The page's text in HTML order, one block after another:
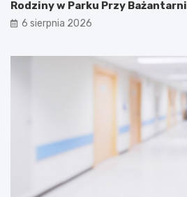
Rodziny w Parku Przy Bażantarni
6 sierpnia 2026